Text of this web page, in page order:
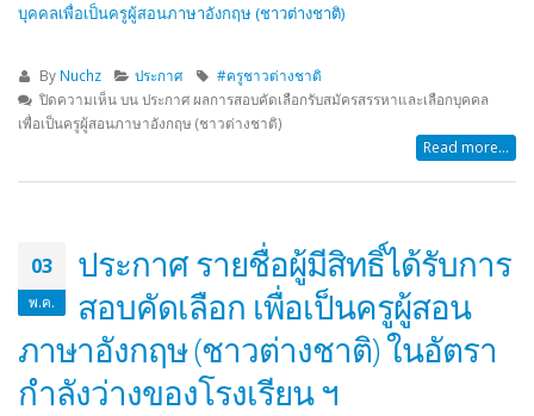
บุคคลเพื่อเป็นครูผู้สอนภาษาอังกฤษ (ชาวต่างชาติ)
By Nuchz ประกาศ
#ครูชาวต่างชาติ
ปิดความเห็นบน ประกาศ ผลการสอบคัดเลือกรับสมัครสรรหาและเลือกบุคคล
เพื่อเป็นครูผู้สอนภาษาอังกฤษ (ชาวต่างชาติ)
Read more...
03
พ.ค.
ประกาศ รายชื่อผู้มีสิทธิ์ได้รับการ
สอบคัดเลือก เพื่อเป็นครูผู้สอน
ภาษาอังกฤษ (ชาวต่างชาติ) ในอัตรา
กำลังว่างของโรงเรียน ฯ